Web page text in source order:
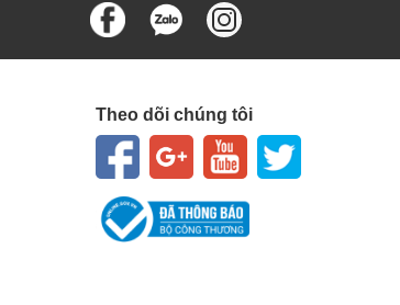
Theo dõi chúng tôi